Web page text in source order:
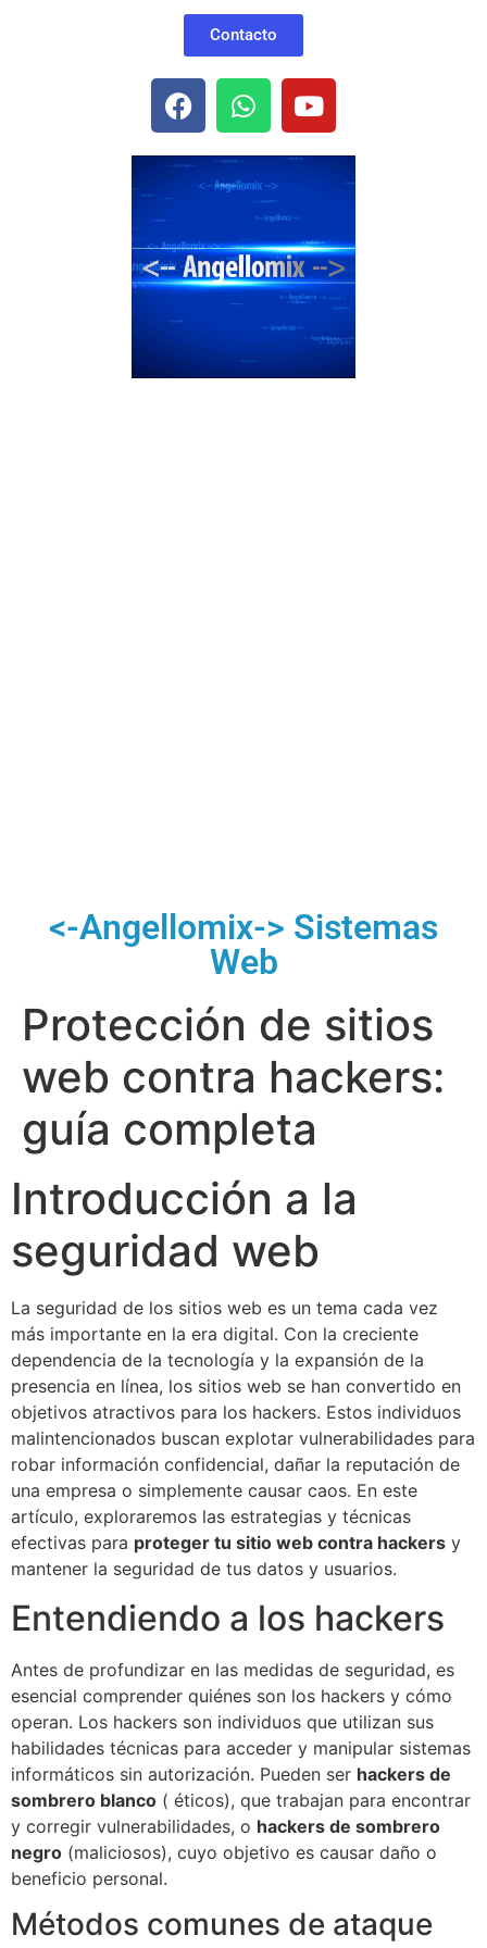
Contacto
<-Angellomix-> Sistemas
Web
Protección de sitios
web contra hackers:
guía completa
Introducción a la
seguridad web
La seguridad de los sitios web es un tema cada vez
más importante en la era digital. Con la creciente
dependencia de la tecnología y la expansión de la
presencia en línea, los sitios web se han convertido en
objetivos atractivos para los hackers. Estos individuos
malintencionados buscan explotar vulnerabilidades para
robar información confidencial, dañar la reputación de
una empresa o simplemente causar caos. En este
artículo, exploraremos las estrategias y técnicas
efectivas para proteger tu sitio web contra hackers y
mantener la seguridad de tus datos y usuarios.
Entendiendo a los hackers
Antes de profundizar en las medidas de seguridad, es
esencial comprender quiénes son los hackers y cómo
operan. Los hackers son individuos que utilizan sus
habilidades técnicas para acceder y manipular sistemas
informáticos sin autorización. Pueden ser hackers de
sombrero blanco ( éticos), que trabajan para encontrar
y corregir vulnerabilidades, o hackers de sombrero
negro (maliciosos), cuyo objetivo es causar daño o
beneficio personal.
Métodos comunes de ataque